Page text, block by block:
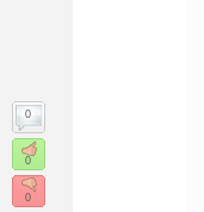
0
0
0